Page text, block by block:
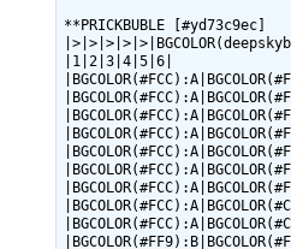
**PRICKBUBLE [#yd73c9ec]
|1|2|3|4|5|6|